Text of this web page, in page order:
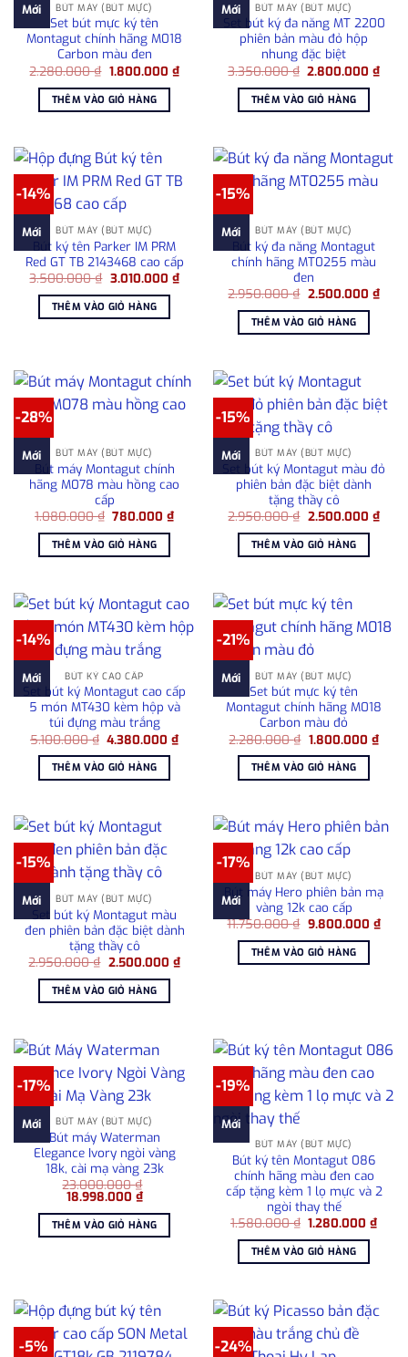
Mới BÚT MÁY (BÚT MỰC)
Set bút mực ký tên
Montagut chính hãng M018
Carbon màu đen
2.280.000₫ Giá
là:
2.280.000 ₫.
1.800.000 ₫Giá
hiện
1.800.000 ₫.
THÊM VÀO GIỎ HÀNG
Mới BÚT MÁY (BÚT MỰC)
Set bút ký đa năng MT 2200
phiên bản màu đỏ hộp
nhung đặc biệt
3.350.000₫ Giá
là:
3.350.000 ₫.
2.800.000₫Giá
hiện
THÊM VÀO GIỎ HÀNG
-14%
Mới BÚT MÁY (BÚT MỰC)
Bút ký tên Parker IM PRM
Red GT TB 2143468 cao cấp
3.500.000₫ Giá
là:
3.500.000 ₫.
3.010.000 ₫Giá
hiện
THÊM VÀO GIỎ HÀNG
-15%
Mới BÚT MÁY (BÚT MỰC)
Bút ký đa năng Montagut
chính hãng MT0255 màu
đen
2.950.000₫ Giá
là:
2.950.000 ₫.
2.500.000 ₫Giá
hiện
THÊM VÀO GIỎ HÀNG
-28%
Mới BÚT MÁY (BÚT MỰC)
Bút máy Montagut chính
hãng M078 màu hồng cao
cấp
1.080.000₫ Giá
là:
1.080.000 ₫.
780.000₫Giá
hiện
THÊM VÀO GIỎ HÀNG
-15%
Mới BÚT MÁY (BÚT MỰC)
Set bút ký Montagut màu đỏ
phiên bản đặc biệt dành
tặng thầy cô
2.950.000₫ Giá
là:
2.950.000 ₫.
2.500.000 ₫Giá
hiện
THÊM VÀO GIỎ HÀNG
-14%
Mới BÚT KÝ CAO CẤP
Set bút ký Montagut cao cấp
5 món MT430 kèm hộp và
túi đựng màu trắng
5.100.000₫ Giá
là:
5.100.000 ₫.
4.380.000₫Giá
hiện
4.380.000 ₫.
THÊM VÀO GIỎ HÀNG
-21%
Mới BÚT MÁY (BÚT MỰC)
Set bút mực ký tên
Montagut chính hãng M018
Carbon màu đỏ
2.280.000₫ Giá
là:
2.280.000 ₫.
1.800.000 ₫Giá
hiện
THÊM VÀO GIỎ HÀNG
-15%
Mới BÚT MÁY (BÚT MỰC)
Set bút ký Montagut màu
đen phiên bản đặc biệt dành
tặng thầy cô
2.950.000₫ Giá
là:
2.950.000 ₫.
2.500.000 ₫Giá
hiện
THÊM VÀO GIỎ HÀNG
-17%
Mới
BÚT MÁY (BÚT MỰC)
Bút máy Hero phiên bản mạ
vàng 12k cao cấp
11.750.000₫ Giá
là:
11.750.000 ₫.
9.800.000 ₫Giá
hiện
THÊM VÀO GIỎ HÀNG
-17%
Mới BÚT MÁY (BÚT MỰC)
Bút máy Waterman
Elegance Ivory ngòi vàng
18k, cài mạ vàng 23k
23.000.000₫
Giá
là:
23.000.000 ₫.
18.998.000 ₫Giá
hiện
tại
là:
18.998.000 ₫.
THÊM VÀO GIỎ HÀNG
-19%
Mới
BÚT MÁY (BÚT MỰC)
Bút ký tên Montagut 086
chính hãng màu đen cao
cấp tặng kèm 1 lọ mực và 2
ngòi thay thế
1.580.000₫ Giá
là:
1.580.000 ₫.
1.280.000₫Giá
hiện
THÊM VÀO GIỎ HÀNG
-5% -24%